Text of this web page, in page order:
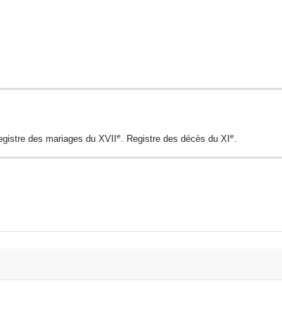
des mariages du XVII e . Registre des décès du XI e